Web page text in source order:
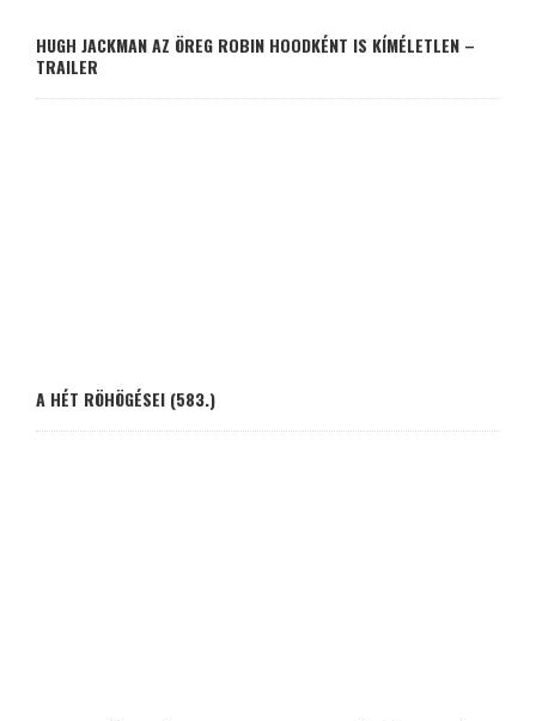
HUGH JACKMAN AZ ÖREG ROBIN HOODKÉNT IS KÍMÉLETLEN –
TRAILER
A HÉT RÖHÖGÉSEI (583.)